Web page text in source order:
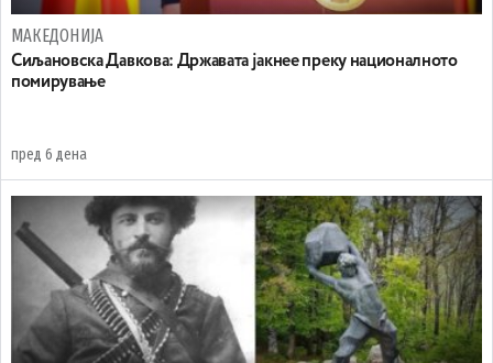
МАКЕДОНИЈА
Сиљановска Давкова: Државата јакнее преку националното
помирување
пред 6 дена